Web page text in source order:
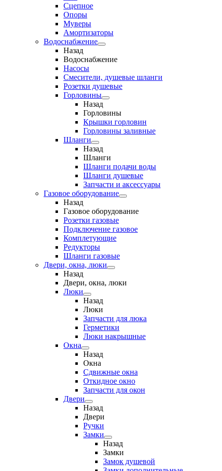
Сцепное
Опоры
Муверы
Амортизаторы
Водоснабжение
Назад
Водоснабжение
Насосы
Смесители, душевые шланги
Розетки душевые
Горловины
Назад
Горловины
Крышки горловин
Горловины заливные
Шланги
Назад
Шланги
Шланги подачи воды
Шланги душевые
Запчасти и аксессуары
Газовое оборудование
Назад
Газовое оборудование
Розетки газовые
Подключение газовое
Комплетующие
Редукторы
Шланги газовые
Двери, окна, люки
Назад
Двери, окна, люки
Люки
Назад
Люки
Запчасти для люка
Герметики
Люки накрышные
Окна
Назад
Окна
Сдвижные окна
Откидное окно
Запчасти для окон
Двери
Назад
Двери
Ручки
Замки
Назад
Замки
Замок душевой